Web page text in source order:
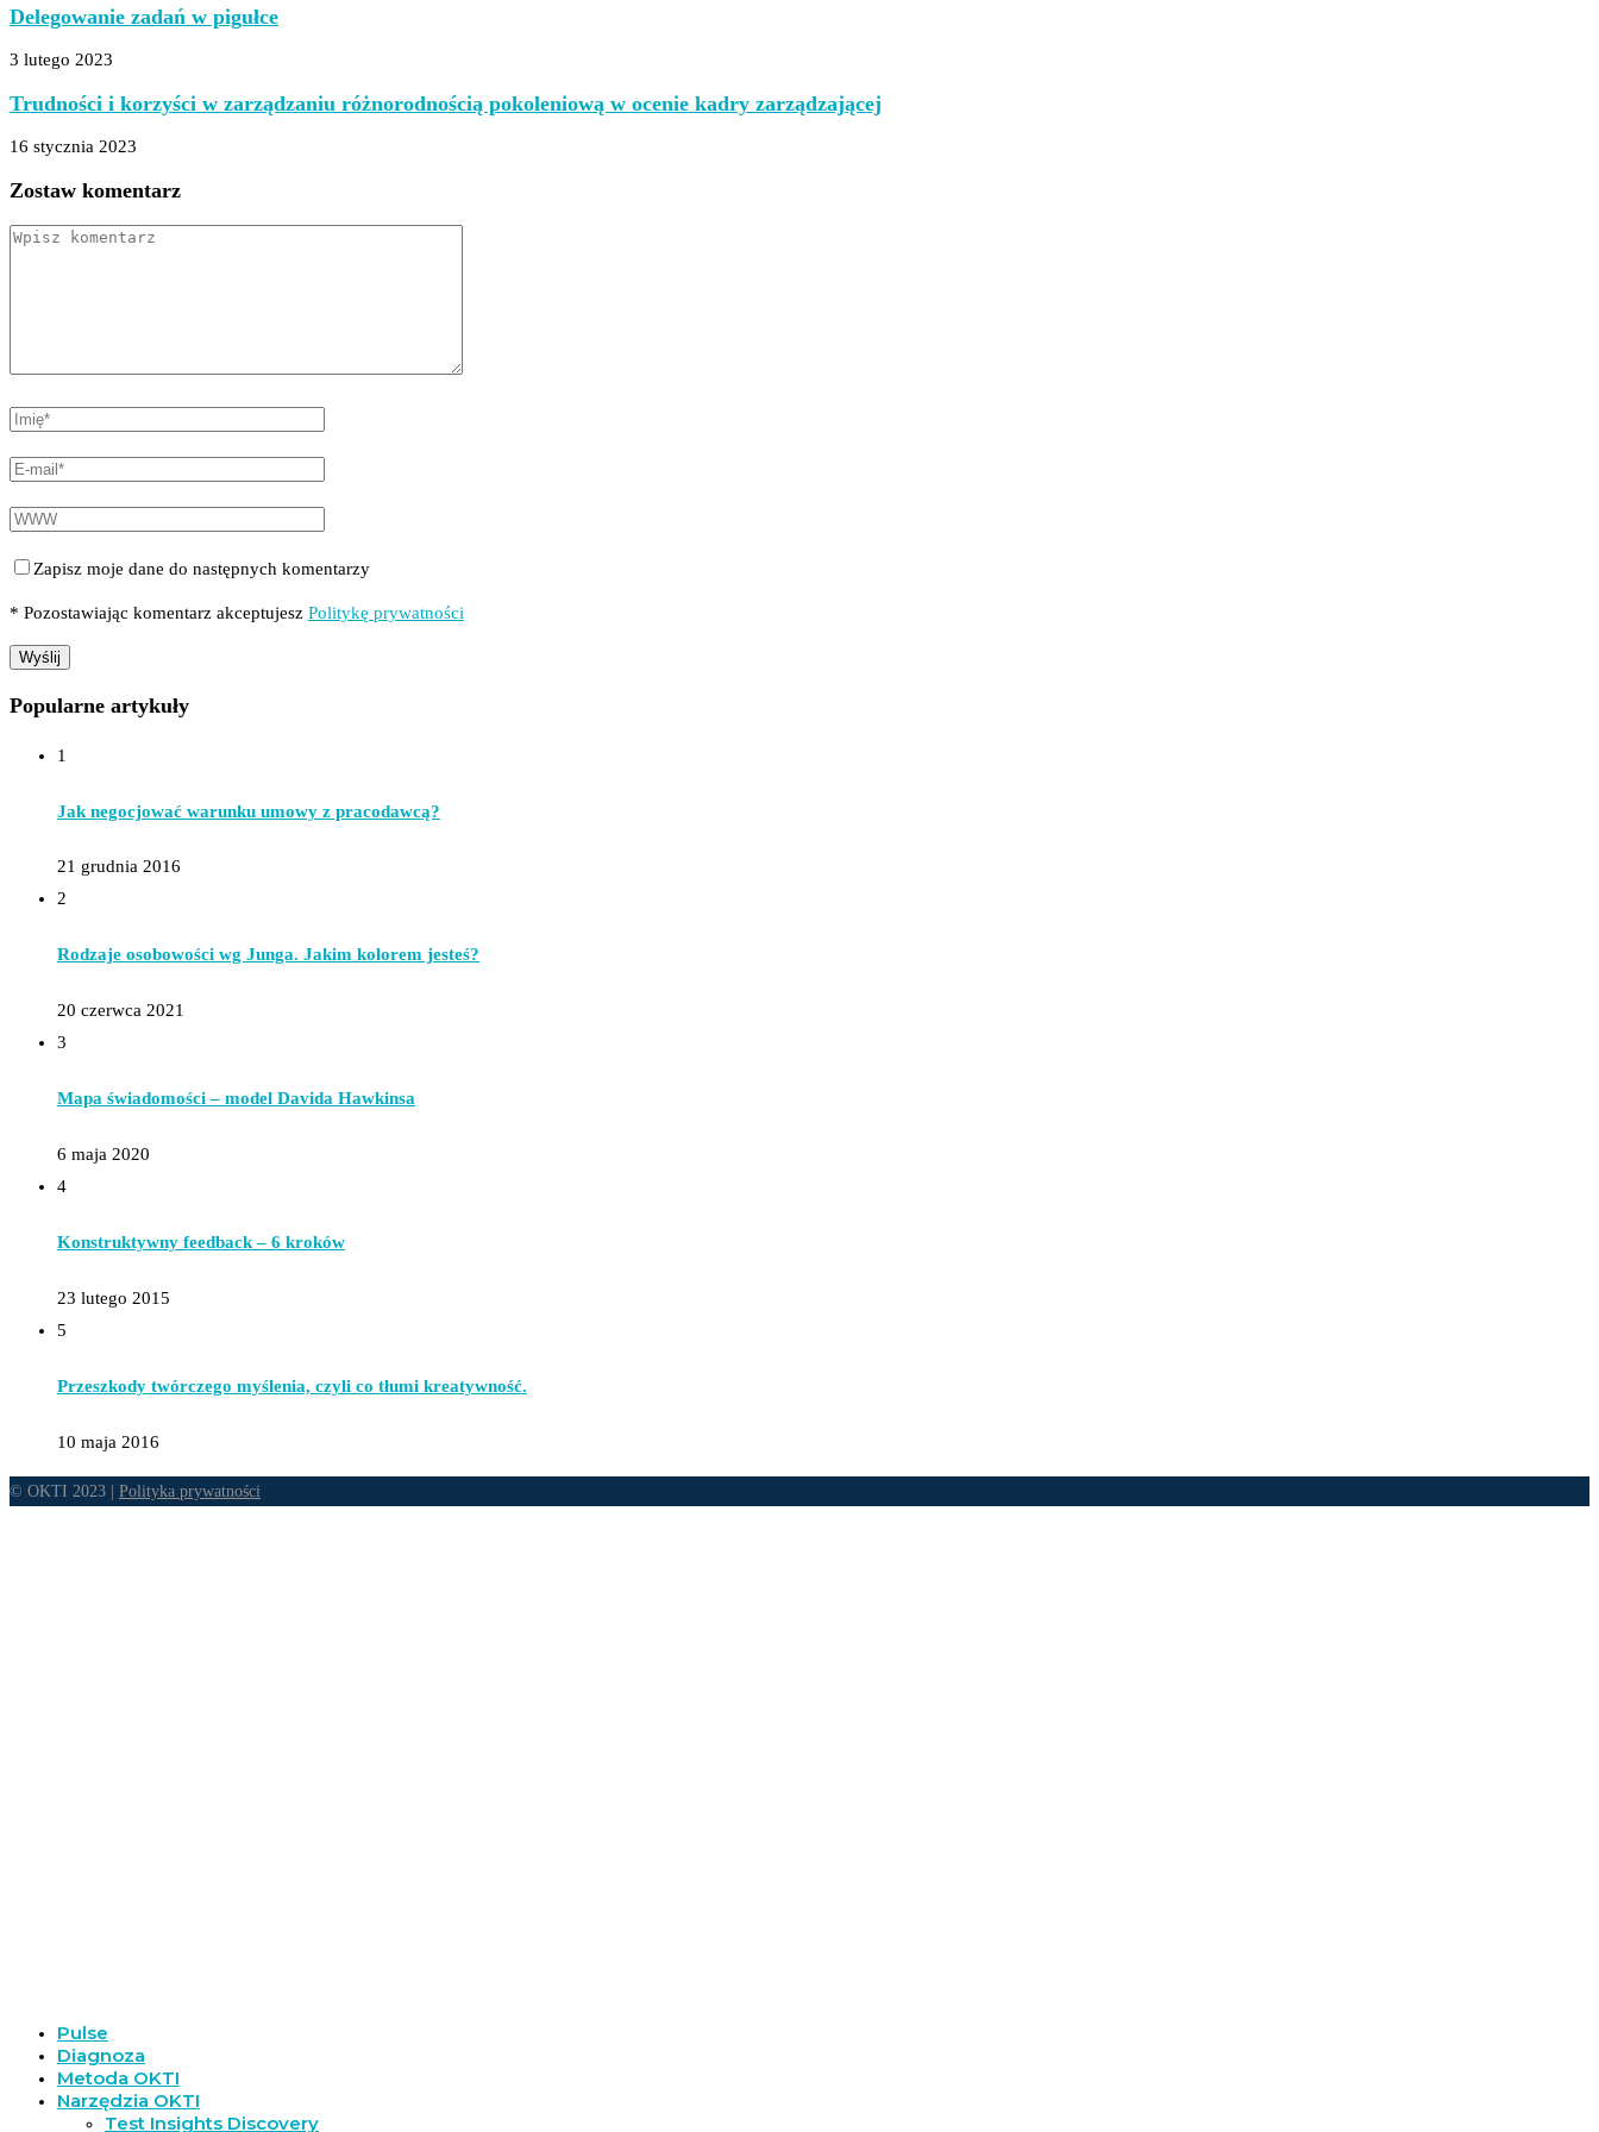
Delegowanie zadań w pigułce
3 lutego 2023
Trudności i korzyści w zarządzaniu różnorodnością pokoleniową w ocenie kadry zarządzającej
16 stycznia 2023
Zostaw komentarz
Zapisz moje dane do następnych komentarzy
* Pozostawiając komentarz akceptujesz Politykę prywatności
Popularne artykuły
1
Jak negocjować warunku umowy z pracodawcą?
21 grudnia 2016
2
Rodzaje osobowości wg Junga. Jakim kolorem jesteś?
20 czerwca 2021
3
Mapa świadomości – model Davida Hawkinsa
6 maja 2020
4
Konstruktywny feedback – 6 kroków
23 lutego 2015
5
Przeszkody twórczego myślenia, czyli co tłumi kreatywność.
10 maja 2016
© OKTI 2023 | Polityka prywatności
Pulse
Diagnoza
Metoda OKTI
Narzędzia OKTI
Test Insights Discovery